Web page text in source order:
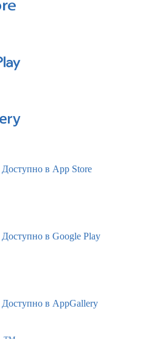
Доступно в App Store
Доступно в Google Play
Доступно в AppGallery